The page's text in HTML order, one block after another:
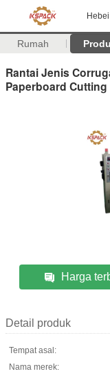
Rumah
Rantai Jenis
Paperboard Cutting
Harga
Detail produk
Tempat asal:
Nama merek: